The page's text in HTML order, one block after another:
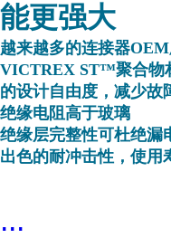
能更强大
越来越多的连接器
VICTREX ST™聚合物
的设计自由度，减少故
绝缘电阻高于玻璃
绝缘层完整性可杜绝漏
出色的耐冲击性，使用
...